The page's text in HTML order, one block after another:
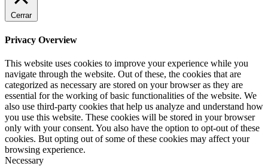
Cerrar
Privacy Overview
This website uses cookies to improve your experience while you
navigate through the website. Out of these, the cookies that are
categorized as necessary are stored on your browser as they are
essential for the working of basic functionalities of the website. We
also use third-party cookies that help us analyze and understand how
you use this website. These cookies will be stored in your browser
only with your consent. You also have the option to opt-out of these
cookies. But opting out of some of these cookies may affect your
browsing experience.
Necessary